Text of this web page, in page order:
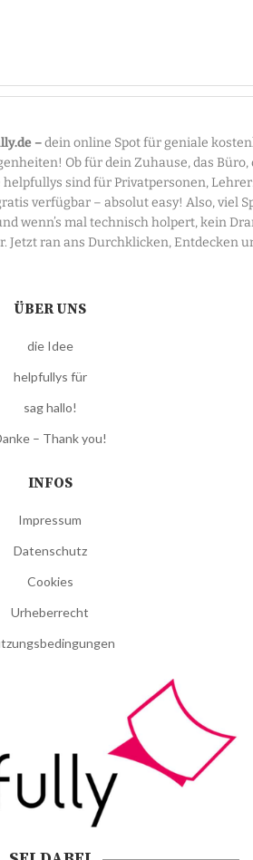
–dein online Spot für geniale
Ob für dein Zuhause, das Büro,
helpfullys sind für Privatpersonen,
verfügbar – absolut easy! Also, viel
wenn’s mal technisch holpert, kein
Jetzt ran ans Durchklicken, Entdecken
ÜBER UNS
die Idee
helpfullys für
sag hallo!
– Thank you!
INFOS
Impressum
Datenschutz
Cookies
Urheberrecht